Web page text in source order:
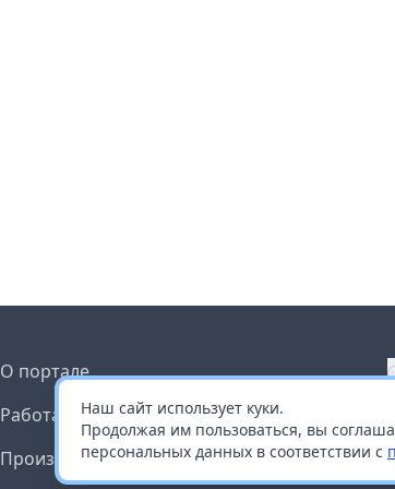
Наш сайт использует куки.
Продолжая им пользоваться, вы
персональных данных в соответствии с
О портале
Работа с платформой
Производителям и дистрибьюторам